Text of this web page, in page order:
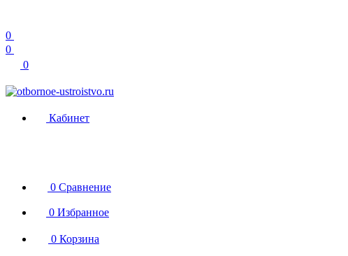
0
0
0
Кабинет
0 Сравнение
0 Избранное
0 Корзина